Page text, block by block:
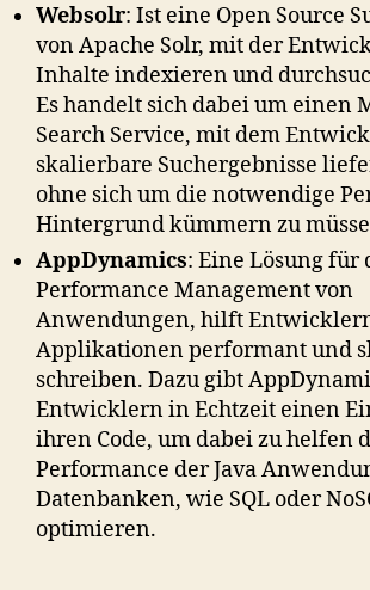
Websolr: Ist eine Open Source
von Apache Solr, mit der
Inhalte indexieren und
Es handelt sich dabei um einen
Search Service, mit dem
skalierbare Suchergebnisse
ohne sich um die notwendige
Hintergrund kümmern zu
AppDynamics: Eine Lösung für
Performance Management von
Anwendungen, hilft
Applikationen performant und
schreiben. Dazu gibt
Entwicklern in Echtzeit einen
ihren Code, um dabei zu helfen
Performance der Java
Datenbanken, wie SQL oder
optimieren.